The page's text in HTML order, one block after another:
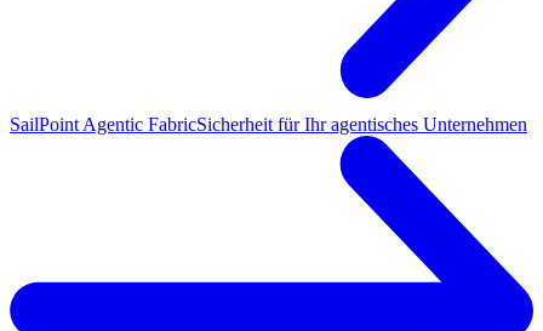
SailPoint Agentic FabricSicherheit für Ihr agentisches Unternehmen